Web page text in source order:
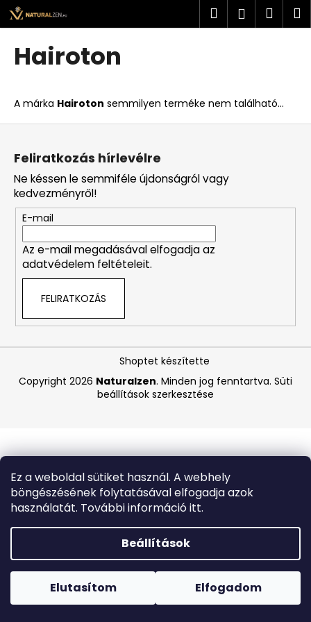
Ez a weboldal sütiket használ. A webhely
böngészésének folytatásával elfogadja azok
használatát. További információ itt.
Beállítások
Elutasítom Elfogadom
Ugrás
fő
tartalomhoz
Forró napokon nem javasoljuk a csomagautomatákba
történő kézbesítést. A magas hőmérsékletre érzékeny
termékek átvételkor nem biztos, hogy optimális állapotban
Keresés
Hairoton
A márka Hairoton semmilyen terméke nem található...
K
o
i
t
k
e
r
e
s
?
A
á
u
k
BEAUTY
OF
JOSEON
NAPVÉDŐVEL
ÉS
GINSENGGEL,
50+
L
Feliratkozás hírlevélre
Ne késsen le semmiféle újdonságról vagy
kedvezményről!
E-mail
Az e-mail megadásával elfogadja az
adatvédelem feltételeit.
FELIRATKOZÁS
Shoptet készítette
Copyright 2026 Naturalzen. Minden jog fenntartva. Süti
beállítások szerkesztése